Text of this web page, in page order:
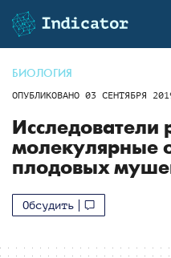
БИОЛОГИЯ
ОПУБЛИКОВАНО 03 СЕНТЯБРЯ
Исследователи
молекулярные
плодовых
Обсудить